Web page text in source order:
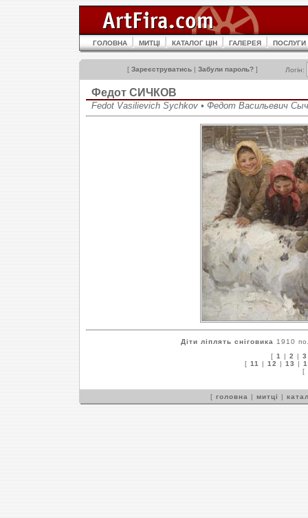
ГОЛОВНА МИТЦІ КАТАЛОГ ЦІН ГАЛЕРЕЯ ПОСЛУГИ
[ Зареєструватись | Забули пароль? ] Логін:
Федот СИЧКОВ
Fedot Vasilievich Sychkov • Федот Васильевич
Діти ліплять сніговика
1910
[ 1 | 2 | 3
[ 11 | 12 | 13 |
[
[ головна | митці |